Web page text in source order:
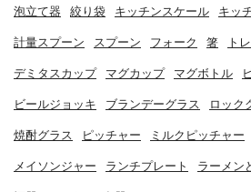
泡立て器 絞り袋 キッチンスケール キッ
計量スプーン スプーン フォーク 箸 ト
デミタスカップ マグカップ マグボトル
ビールジョッキ ブランデーグラス ロック
焼酎グラス ピッチャー ミルクピッチャー
メイソンジャー ランチプレート ラーメン